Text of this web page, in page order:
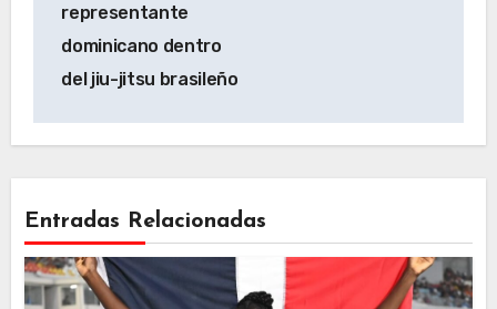
representante
dominicano dentro
del jiu-jitsu brasileño
Entradas Relacionadas